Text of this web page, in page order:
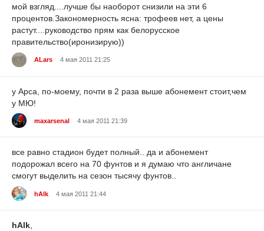
мой взгляд....лучше бы наоборот снизили на эти 6
процентов.Закономерность ясна: трофеев нет, а цены
растут....руководство прям как белорусское
правительство(иронизирую))
ALars 4 мая 2011 21:25
у Арса, по-моему, почти в 2 раза выше абонемент стоит,чем
у МЮ!
maxarsenal 4 мая 2011 21:39
все равно стадион будет полный.. да и абонемент
подорожал всего на 70 фунтов и я думаю что англичане
смогут выделить на сезон тысячу фунтов..
hAlk 4 мая 2011 21:44
hAlk,